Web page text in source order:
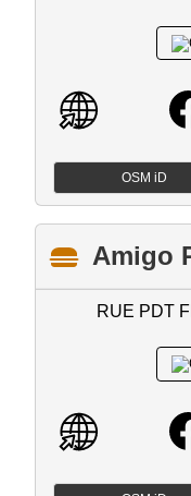
OSM iD
Amigo
RUE PDT